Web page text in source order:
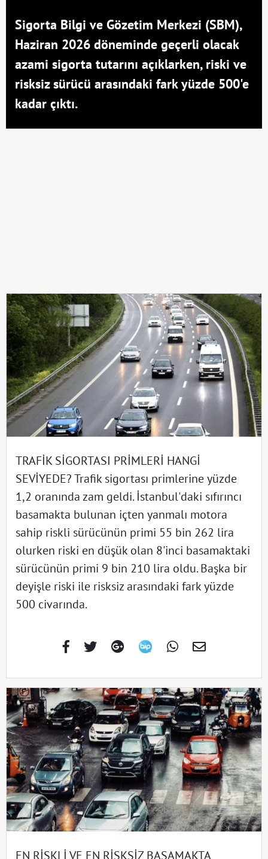
Sigorta Bilgi ve Gözetim Merkezi (SBM),
Haziran 2026 döneminde geçerli olacak
azami sigorta tutarını açıklarken, riski ve
risksiz sürücü arasındaki fark yüzde 500'e
kadar çıktı.
TRAFİK SİGORTASI PRİMLERİ HANGİ
SEVİYEDE? Trafik sigortası primlerine yüzde
1,2 oranında zam geldi. İstanbul'daki sıfırıncı
basamakta bulunan içten yanmalı motora
sahip riskli sürücünün primi 55 bin 262 lira
olurken riski en düşük olan 8'inci basamaktaki
sürücünün primi 9 bin 210 lira oldu. Başka bir
deyişle riski ile risksiz arasındaki fark yüzde
500 civarında.
EN RİSKLİ VE EN RİSKSİZ BASAMAKTA